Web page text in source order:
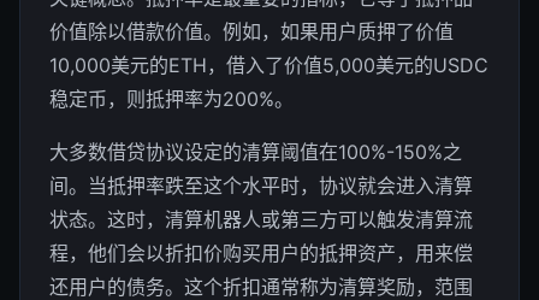
价值除以借款价值。例如，如果用户质押了价值
10,000美元的ETH，借入了价值5,000美元的USDC
稳定币，则抵押率为200%。
大多数借贷协议设定的清算阈值在100%-150%之
间。当抵押率跌至这个水平时，协议就会进入清算
状态。这时，清算机器人或第三方可以触发清算流
程，他们会以折扣价购买用户的抵押资产，用来偿
还用户的债务。这个折扣通常称为清算奖励，范围